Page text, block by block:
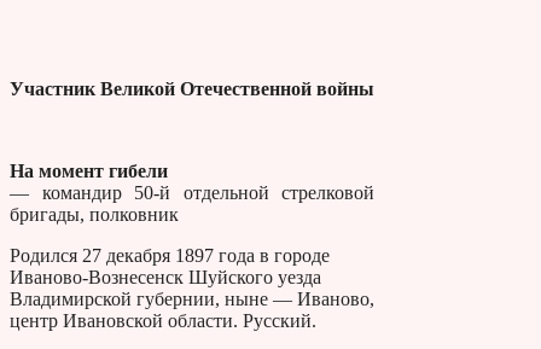
Участник Великой Отечественной войны
На момент гибели
— командир 50-й отдельной стрелковой
бригады, полковник
Родился 27 декабря 1897 года в городе
Иваново-Вознесенск Шуйского уезда
Владимирской губернии, ныне — Иваново,
центр Ивановской области. Русский.